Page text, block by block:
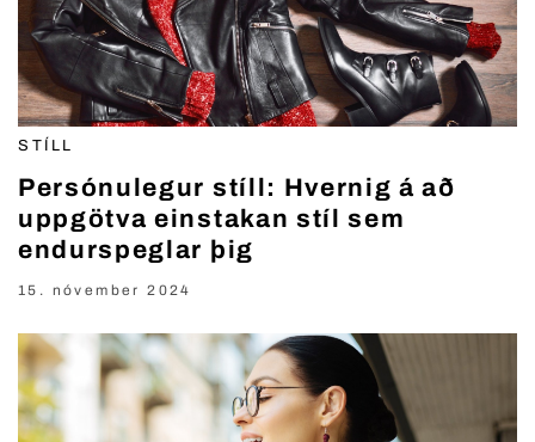
STÍLL
Persónulegur stíll: Hvernig á að
uppgötva einstakan stíl sem
endurspeglar þig
15. nóvember 2024